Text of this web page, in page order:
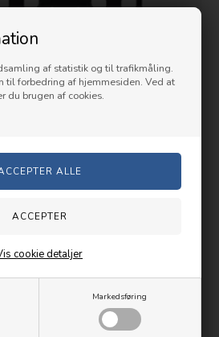
af statistik og til trafikmåling.
til forbedring af hjemmesiden. Ved at
du brugen af cookies.
Markedsføring
cookie detaljer
til Makita, 6 stk.